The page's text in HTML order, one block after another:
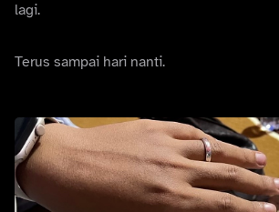
lagi.
Terus sampai hari nanti.